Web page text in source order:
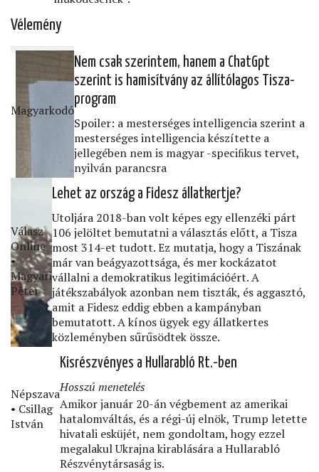
Vélemény
Magyarkodó
Nem csak szerintem, hanem a ChatGpt
szerint is hamisítvány az állítólagos Tisza-
program
Spoiler: a mesterséges intelligencia szerint a
mesterséges intelligencia készítette a
jellegében nem is magyar -speciﬁkus tervet,
nyilván parancsra
Válasz
Online
•
Magyari
Péter
Lehet az ország a Fidesz állatkertje?
Utoljára 2018-ban volt képes egy ellenzéki párt
106 jelöltet bemutatni a választás előtt, a Tisza
most 314-et tudott. Ez mutatja, hogy a Tiszának
már van beágyazottsága, és mer kockázatot
vállalni a demokratikus legitimációért. A
játékszabályok azonban nem tiszták, és aggasztó,
amit a Fidesz eddig ebben a kampányban
bemutatott. A kínos ügyek egy állatkertes
közleményben sűrűsödtek össze.
Népszava
• Csillag
István
Kisrészvényes a Hullarabló Rt.-ben
Hosszú menetelés
Amikor január 20-án végbement az amerikai
hatalomváltás, és a régi-új elnök, Trump letette
hivatali esküjét, nem gondoltam, hogy ezzel
megalakul Ukrajna kirablására a Hullarabló
Részvénytársaság is.